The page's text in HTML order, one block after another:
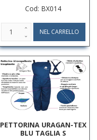
Cod: BX014
PETTORINA URAGAN-TEX
BLU TAGLIA S